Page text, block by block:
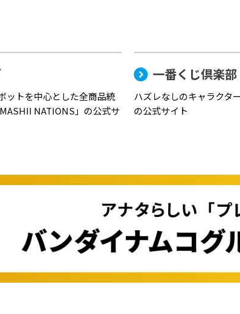
ットを中心とした全商品統
NATIONS」の公式サ
一番くじ倶楽部
ハズレなしのキャラクタ
の公式サイト